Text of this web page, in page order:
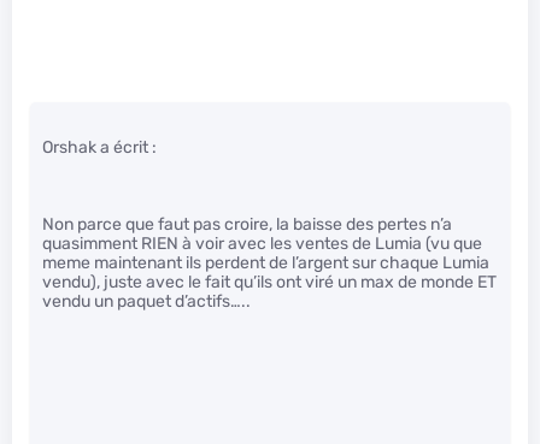
Orshak a écrit :
Non parce que faut pas croire, la baisse des pertes n’a
quasimment RIEN à voir avec les ventes de Lumia (vu que
meme maintenant ils perdent de l’argent sur chaque Lumia
vendu), juste avec le fait qu’ils ont viré un max de monde ET
vendu un paquet d’actifs…..